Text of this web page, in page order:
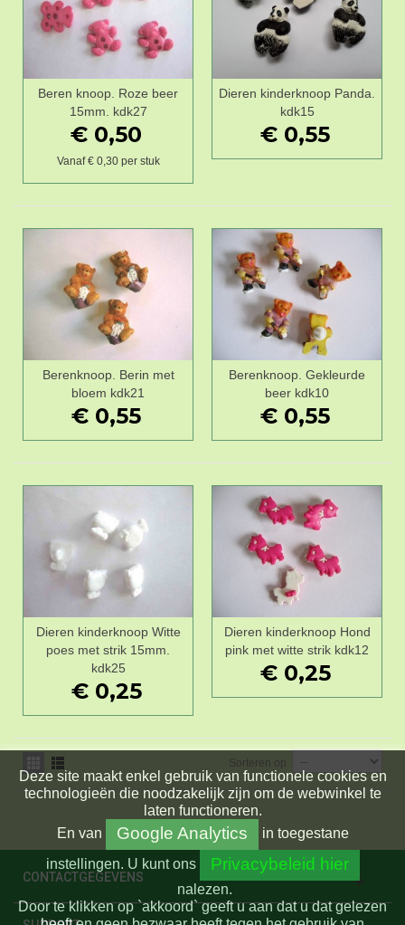
Beren knoop. Roze beer
15mm. kdk27
€ 0,50
Vanaf € 0,30 per stuk
Dieren kinderknoop Panda.
kdk15
€ 0,55
Berenknoop. Berin met
bloem kdk21
€ 0,55
Berenknoop. Gekleurde
beer kdk10
€ 0,55
Dieren kinderknoop Witte
poes met strik 15mm.
kdk25
€ 0,25
Dieren kinderknoop Hond
pink met witte strik kdk12
€ 0,25
Sorteren op
CONTACTGEGEVENS
Deze site maakt enkel gebruik van functionele cookies en
technologieën die noodzakelijk zijn om de webwinkel te
laten functioneren.
En van Google Analytics
in toegestane
instellingen. U kunt ons Privacybeleid hier
nalezen.
Door te klikken op `akkoord` geeft u aan dat u dat gelezen